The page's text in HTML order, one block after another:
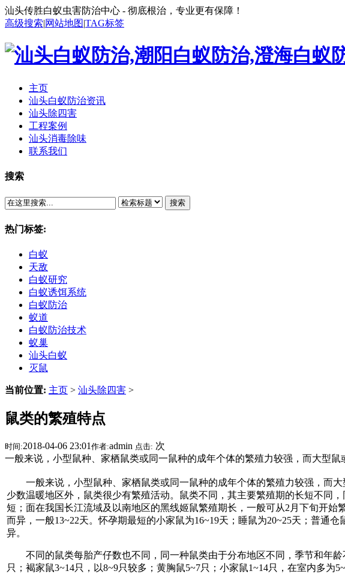
汕头传胜白蚁虫害防治中心 - 彻底根治，专业更有保障！
高级搜索|网站地图|TAG标签
主页
汕头白蚁防治资讯
汕头除四害
工程案例
汕头消毒除味
联系我们
搜索
搜索
热门标签:
白蚁
天敌
白蚁研究
白蚁诱饵系统
白蚁防治
蚁道
白蚁防治技术
蚁巢
汕头白蚁
灭鼠
当前位置: 主页 > 汕头除四害 >
鼠类的繁殖特点
时间:2018-04-06 23:01 作者:admin 点击: 次
一般来说，小型鼠种、家栖鼠类或同一鼠种的成年个体的繁殖力较强，而大型鼠
一般来说，小型鼠种、家栖鼠类或同一鼠种的成年个体的繁殖力较强，而大
少数温暖地区外，鼠类很少有繁殖活动。鼠类不同，其主要繁殖期的长短不同
短；面在我国长江流域及以南地区的黑线姬鼠繁殖期长，一般可从2月下旬开
而异，一般13~22天。怀孕期最短的小家鼠为16~19天；睡鼠为20~25天；普通
异。
不同的鼠类每胎产仔数也不同，同一种鼠类由于分布地区不同，季节和年龄
只；褐家鼠3~14只，以8~9只较多；黄胸鼠5~7只；小家鼠1~14只，在室内多为